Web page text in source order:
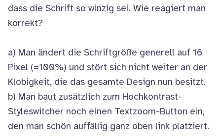
dass die Schrift so winzig sei. Wie reagiert man
korrekt?
a) Man ändert die Schriftgröße generell auf 16
Pixel (=100%) und stört sich nicht weiter an der
Klobigkeit, die das gesamte Design nun besitzt.
b) Man baut zusätzlich zum Hochkontrast-
Styleswitcher noch einen Textzoom-Button ein,
den man schön auffällig ganz oben link platziert.